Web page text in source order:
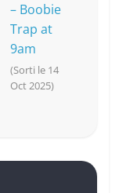
– Boobie
Trap at
9am
(Sorti le 14
Oct 2025)